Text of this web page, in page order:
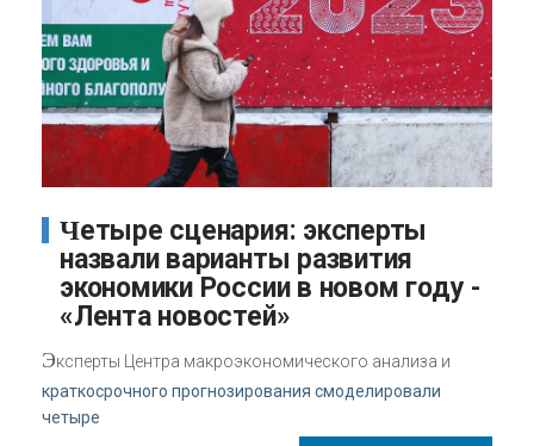
Четыре сценария: эксперты
назвали варианты развития
экономики России в новом году -
«Лента новостей»
Эксперты Центра макроэкономического анализа и
краткосрочного прогнозирования смоделировали
четыре